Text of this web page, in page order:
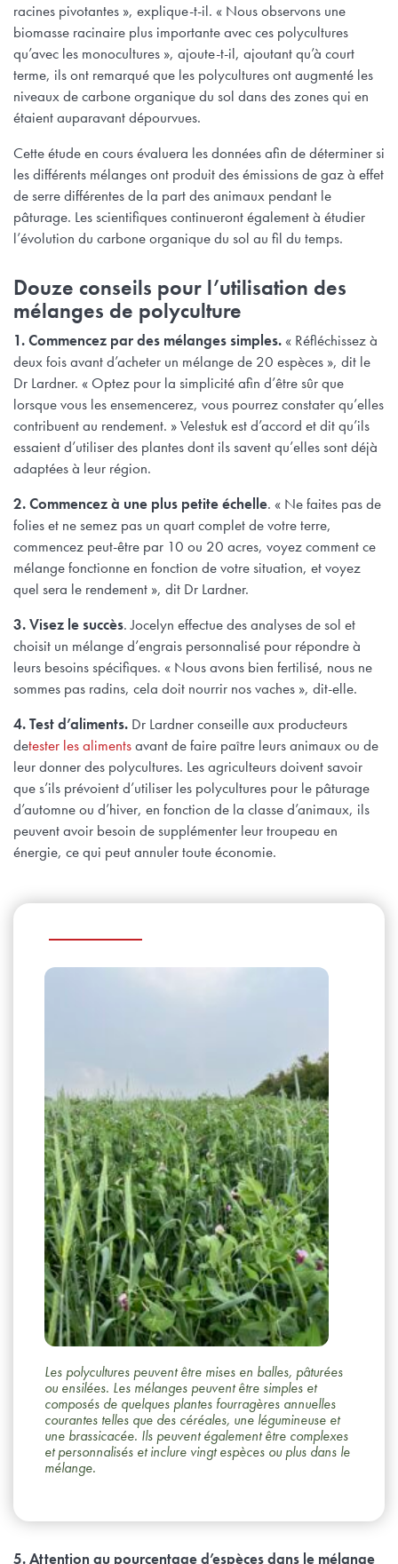
racines pivotantes », explique-t-il. « Nous observons une
biomasse racinaire plus importante avec ces polycultures
qu’avec les monocultures », ajoute-t-il, ajoutant qu’à court
terme, ils ont remarqué que les polycultures ont augmenté les
niveaux de carbone organique du sol dans des zones qui en
étaient auparavant dépourvues.
Cette étude en cours évaluera les données afin de déterminer si
les différents mélanges ont produit des émissions de gaz à effet
de serre différentes de la part des animaux pendant le
pâturage. Les scientifiques continueront également à étudier
l’évolution du carbone organique du sol au fil du temps.
Douze conseils pour l’utilisation des
mélanges de polyculture
1. Commencez par des mélanges simples.« Réfléchissez à
deux fois avant d’acheter un mélange de 20 espèces », dit le
Dr Lardner. « Optez pour la simplicité afin d’être sûr que
lorsque vous les ensemencerez, vous pourrez constater qu’elles
contribuent au rendement. » Velestuk est d’accord et dit qu’ils
essaient d’utiliser des plantes dont ils savent qu’elles sont déjà
adaptées à leur région.
2. Commencez à une plus petite échelle. « Ne faites pas de
folies et ne semez pas un quart complet de votre terre,
commencez peut-être par 10 ou 20 acres, voyez comment ce
mélange fonctionne en fonction de votre situation, et voyez
quel sera le rendement », dit Dr Lardner.
3. Visez le succès. Jocelyn effectue des analyses de sol et
choisit un mélange d’engrais personnalisé pour répondre à
leurs besoins spécifiques. « Nous avons bien fertilisé, nous ne
sommes pas radins, cela doit nourrir nos vaches », dit-elle.
4. Test d’aliments. Dr Lardner conseille aux producteurs
detester les alimentsavant de faire paître leurs animaux ou de
leur donner des polycultures. Les agriculteurs doivent savoir
que s’ils prévoient d’utiliser les polycultures pour le pâturage
d’automne ou d’hiver, en fonction de la classe d’animaux, ils
peuvent avoir besoin de supplémenter leur troupeau en
énergie, ce qui peut annuler toute économie.
Les polycultures peuvent être mises en balles, pâturées
ou ensilées. Les mélanges peuvent être simples et
composés de quelques plantes fourragères annuelles
courantes telles que des céréales, une légumineuse et
une brassicacée. Ils peuvent également être complexes
et personnalisés et inclure vingt espèces ou plus dans le
mélange.
5. Attention au pourcentage d’espèces dans le mélange